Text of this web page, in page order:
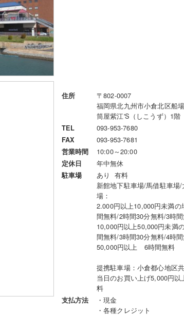
住所
〒802-0007
福岡県北九州市小倉北区船
筒屋紫江'S（しこうず）1階
TEL 093-953-7680
FAX 093-953-7681
営業時間 10:00～20:00
定休日 年中無休
駐車場
あり 有料
新館地下駐車場/馬借駐車場
場：
2.000円以上10,000円未満
間無料/2時間30分無料/3時
10,000円以上50,000円未
間無料/3時間30分無料/4時
50,000円以上 6時間無料
提携駐車場：小倉都心地区
当日のお買い上げ5,000円以
料
支払方法
・現金
・各種クレジット